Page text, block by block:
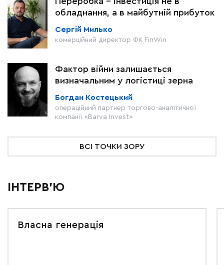
обладнання, а в майбутній прибуток
Сергій Милько
комерційний директор ФК FinWin
Фактор війни залишається
визначальним у логістиці зерна
Богдан Костецький
операційний партнер торгово-аналітичної
компанії «Barva Invest»
ВСІ ТОЧКИ ЗОРУ
ІНТЕРВ'Ю
Власна генерація